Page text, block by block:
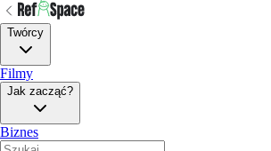
Twórcy
Filmy
Jak zacząć?
Biznes